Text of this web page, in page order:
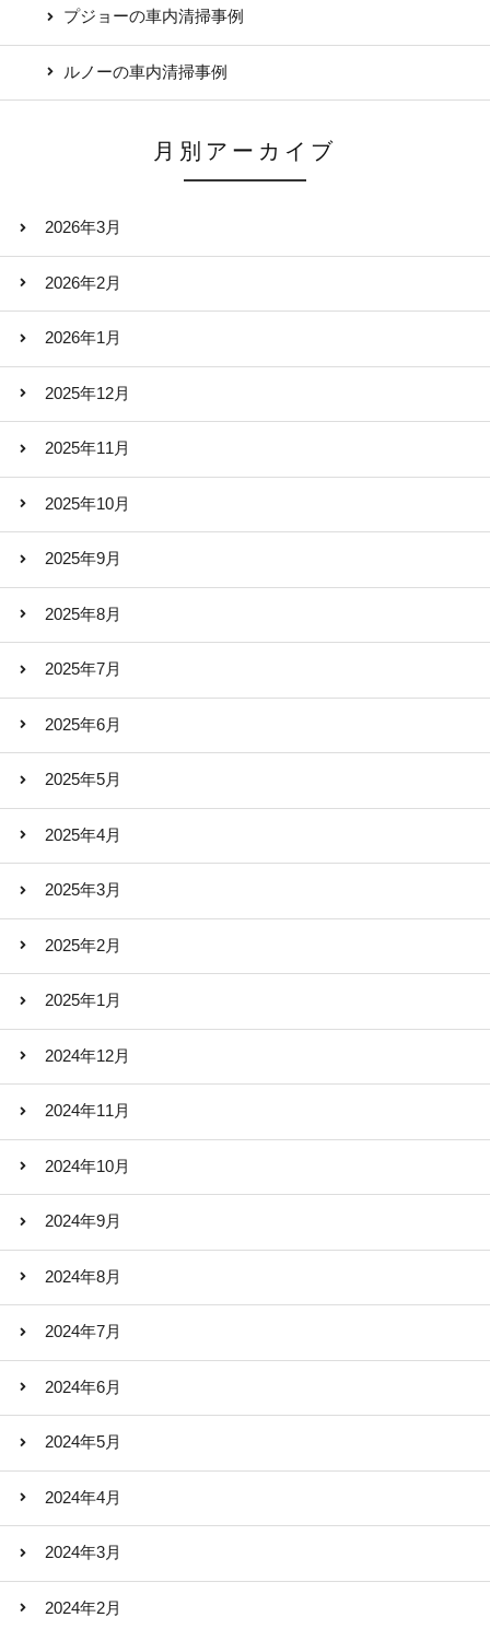
プジョーの車内清掃事例
ルノーの車内清掃事例
月別アーカイブ
2026年3月
2026年2月
2026年1月
2025年12月
2025年11月
2025年10月
2025年9月
2025年8月
2025年7月
2025年6月
2025年5月
2025年4月
2025年3月
2025年2月
2025年1月
2024年12月
2024年11月
2024年10月
2024年9月
2024年8月
2024年7月
2024年6月
2024年5月
2024年4月
2024年3月
2024年2月